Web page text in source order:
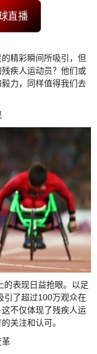
直播
精彩瞬间所吸引，但
疾人运动员？他们或
力，同样值得我们去
的表现日益抢眼。以足
引了超过100万观众在
不仅体现了残疾人运
关注和认可。